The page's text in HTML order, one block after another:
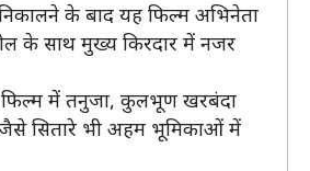
के बाद यह फिल्म अभिनेता
के साथ मुख्य किरदार में नजर
फिल्म में तनुजा, कुलभूण खरबंदा
सितारे भी अहम भूमिकाओं में